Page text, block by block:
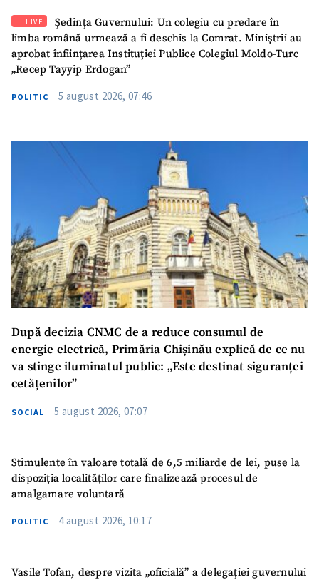
LIVE
Ședința Guvernului: Un colegiu cu predare în
limba română urmează a fi deschis la Comrat. Miniștrii au
aprobat înființarea Instituției Publice Colegiul Moldo-Turc
„Recep Tayyip Erdogan”
POLITIC 5 august 2026, 07:46
După decizia CNMC de a reduce consumul de
energie electrică, Primăria Chișinău explică de ce nu
va stinge iluminatul public: „Este destinat siguranței
cetățenilor”
SOCIAL 5 august 2026, 07:07
Stimulente în valoare totală de 6,5 miliarde de lei, puse la
dispoziția localităților care finalizează procesul de
amalgamare voluntară
POLITIC 4 august 2026, 10:17
Vasile Tofan, despre vizita „oficială” a delegației guvernului